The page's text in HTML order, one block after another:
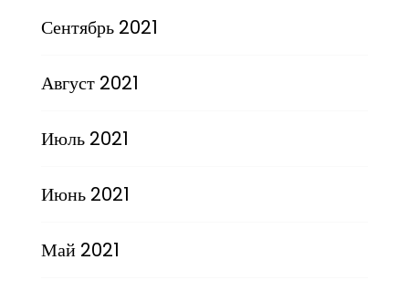
Сентябрь 2021
Август 2021
Июль 2021
Июнь 2021
Май 2021